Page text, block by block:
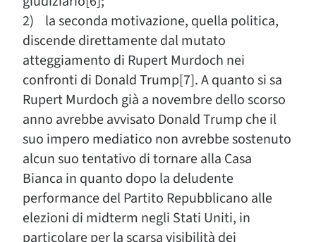
2) la seconda motivazione, quella politica,
discende direttamente dal mutato
atteggiamento di Rupert Murdoch nei
confronti di Donald Trump[7]. A quanto si sa
Rupert Murdoch già a novembre dello scorso
anno avrebbe avvisato Donald Trump che il
suo impero mediatico non avrebbe sostenuto
alcun suo tentativo di tornare alla Casa
Bianca in quanto dopo la deludente
performance del Partito Repubblicano alle
elezioni di midterm negli Stati Uniti, in
particolare per la scarsa visibilità dei